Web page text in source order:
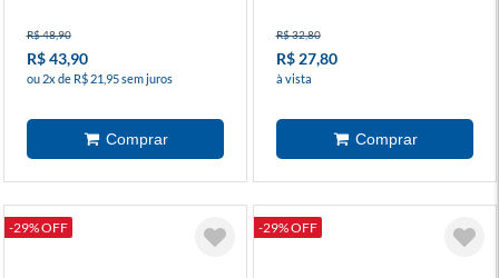
R$ 48,90
R$ 43,90
ou 2x de R$ 21,95 sem juros
R$ 32,80
R$ 27,80
à vista
-29% OFF -29% OFF